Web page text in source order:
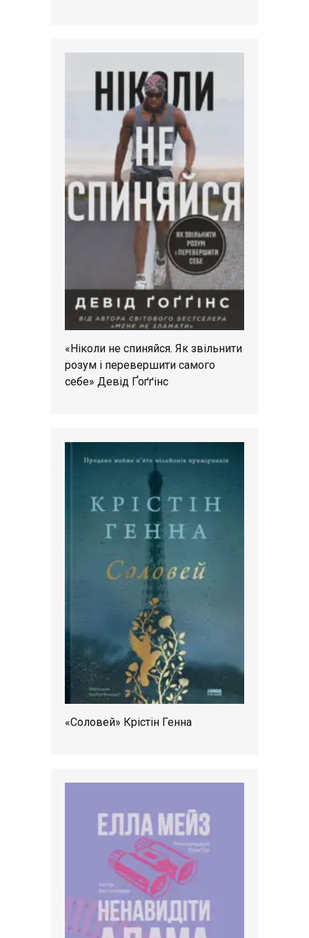
«Ніколи не спиняйся. Як звільнити
розум і перевершити самого
себе» Девід Ґоґґінс
«Соловей» Крістін Генна